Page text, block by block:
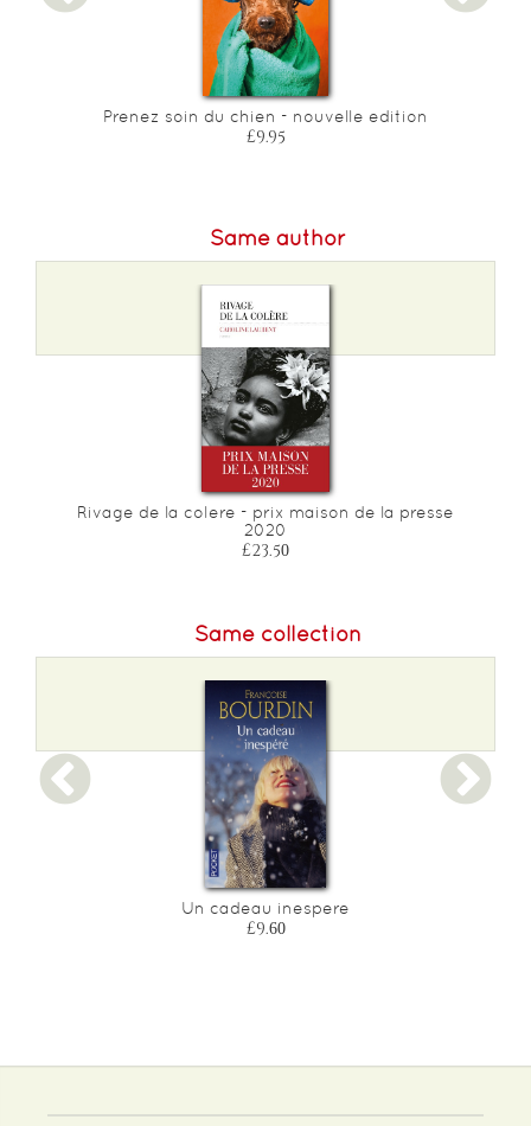
Prenez soin du chien - nouvelle edition
£9.95
Same author
Rivage de la colere - prix maison de la presse
2020
£23.50
Same collection
Un cadeau inespere
£9.60